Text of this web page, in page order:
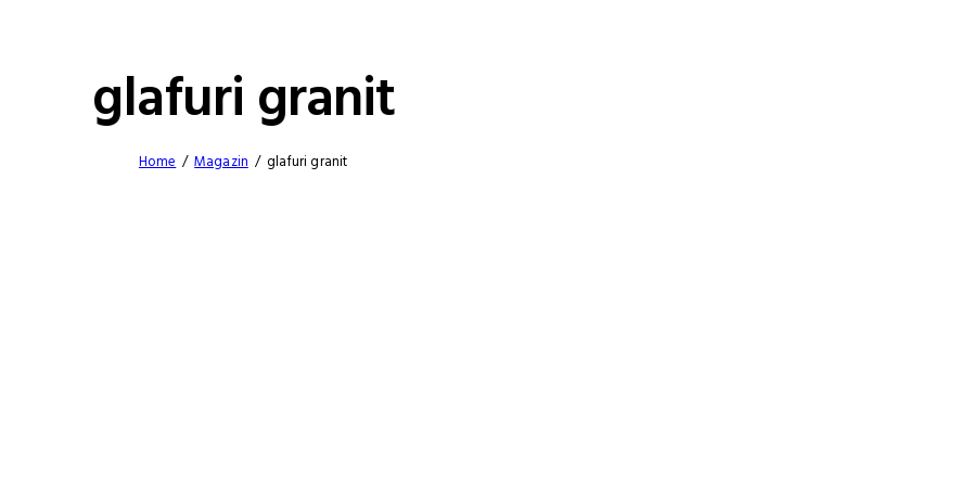
glafuri granit
Home Magazin glafuri granit